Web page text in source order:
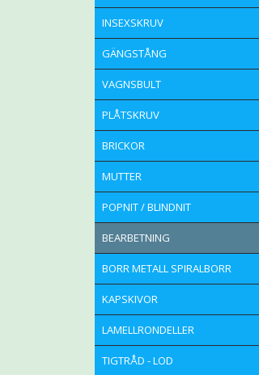
INSEXSKRUV
GÄNGSTÅNG
VAGNSBULT
PLÅTSKRUV
BRICKOR
MUTTER
POPNIT / BLINDNIT
BEARBETNING
BORR METALL SPIRALBORR
KAPSKIVOR
LAMELLRONDELLER
TIGTRÅD - LOD